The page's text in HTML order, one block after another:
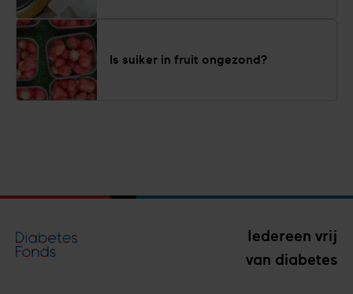
Is suiker in fruit ongezond?
Iedereen vrij
van diabetes